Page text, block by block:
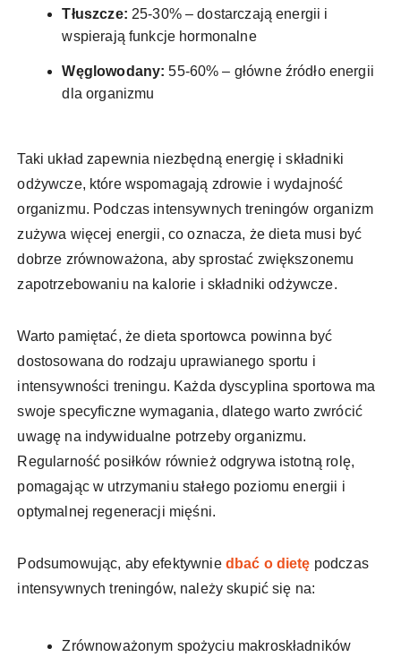
Tłuszcze: 25-30% – dostarczają energii i
wspierają funkcje hormonalne
Węglowodany: 55-60% – główne źródło energii
dla organizmu
Taki układ zapewnia niezbędną energię i składniki
odżywcze, które wspomagają zdrowie i wydajność
organizmu. Podczas intensywnych treningów organizm
zużywa więcej energii, co oznacza, że dieta musi być
dobrze zrównoważona, aby sprostać zwiększonemu
zapotrzebowaniu na kalorie i składniki odżywcze.
Warto pamiętać, że dieta sportowca powinna być
dostosowana do rodzaju uprawianego sportu i
intensywności treningu. Każda dyscyplina sportowa ma
swoje specyficzne wymagania, dlatego warto zwrócić
uwagę na indywidualne potrzeby organizmu.
Regularność posiłków również odgrywa istotną rolę,
pomagając w utrzymaniu stałego poziomu energii i
optymalnej regeneracji mięśni.
Podsumowując, aby efektywnie dbać o dietę podczas
intensywnych treningów, należy skupić się na:
Zrównoważonym spożyciu makroskładników